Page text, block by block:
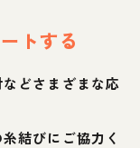
トする
どさまざまな応
結びにご協力く